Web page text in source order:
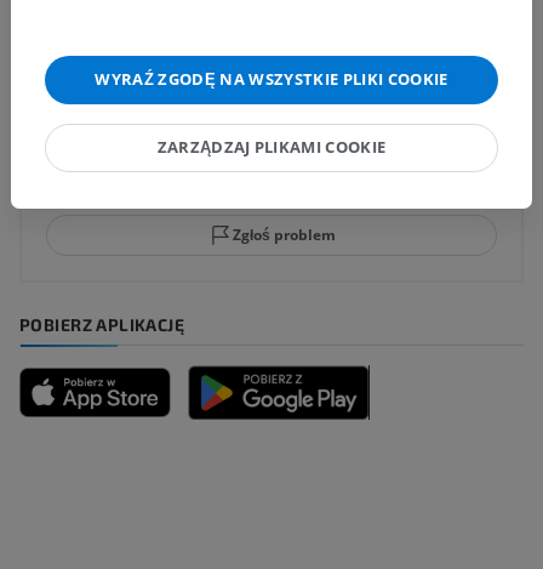
Zauważyłeś błąd?
Zachęcamy do przesyłania sugestii poprawek,
tłumaczeń lub innych treści, które przełożą się na
Zgłoś problem
POBIERZ APLIKACJĘ
WYRAŹ ZGODĘ NA WSZYSTKIE PLIKI COOKIE
ZARZĄDZAJ PLIKAMI COOKIE